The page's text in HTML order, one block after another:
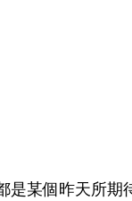
是某個昨天所